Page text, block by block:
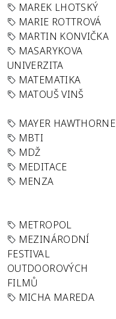
MAREK LHOTSKÝ
MARIE ROTTROVÁ
MARTIN KONVIČKA
MASARYKOVA
UNIVERZITA
MATEMATIKA
MATOUŠ VINŠ
MAYER HAWTHORNE
MBTI
MDŽ
MEDITACE
MENZA
METROPOL
MEZINÁRODNÍ
FESTIVAL
OUTDOOROVÝCH
FILMŮ
MICHA MAREDA